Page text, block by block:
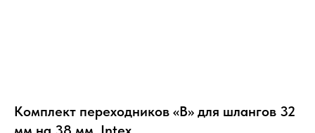
Комплект переходников «В» для шлангов 32